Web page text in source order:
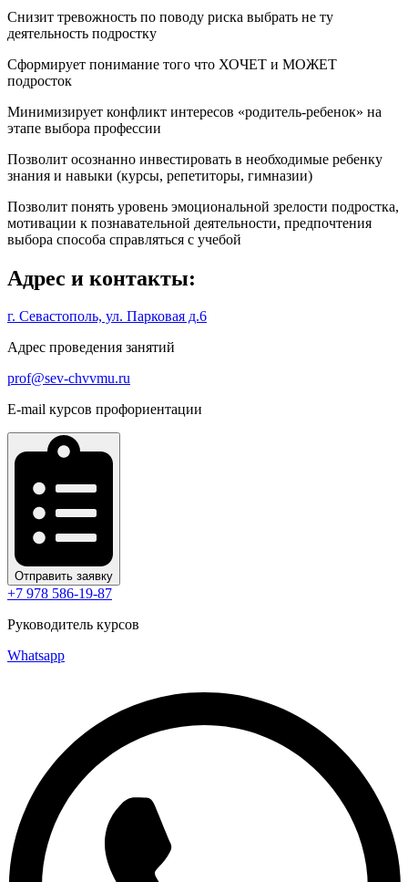
Снизит тревожность по поводу риска выбрать не ту
деятельность подростку
Сформирует понимание того что ХОЧЕТ и МОЖЕТ
подросток
Минимизирует конфликт интересов «родитель-ребенок» на
этапе выбора профессии
Позволит осознанно инвестировать в необходимые ребенку
знания и навыки (курсы, репетиторы, гимназии)
Позволит понять уровень эмоциональной зрелости подростка,
мотивации к познавательной деятельности, предпочтения
выбора способа справляться с учебой
Адрес и контакты:
г. Севастополь, ул. Парковая д.6
Адрес проведения занятий
prof@sev-chvvmu.ru
E-mail курсов профориентации
Отправить заявку
+7 978 586-19-87
Руководитель курсов
Whatsapp